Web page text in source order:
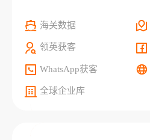
海关数据
领英获客
WhatsApp获客
全球企业库